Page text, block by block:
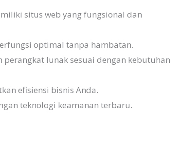
situs web yang fungsional dan
optimal tanpa hambatan.
lunak sesuai dengan kebutuhan
efisiensi bisnis Anda.
teknologi keamanan terbaru.